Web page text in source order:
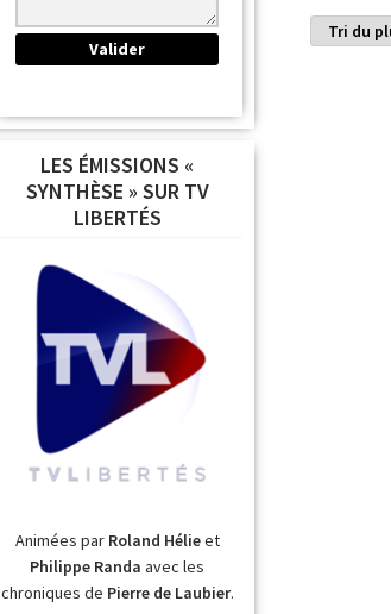
LES ÉMISSIONS «
SYNTHÈSE » SUR TV
LIBERTÉS
Animées par Roland Hélieet
Philippe Randa avec les
chroniques de Pierre de Laubier.